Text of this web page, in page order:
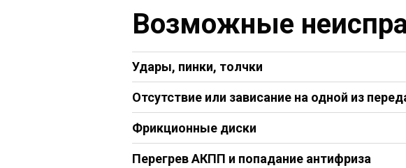
Возможные
Удары, пинки, толчки
Отсутствие или зависание на одной из
Фрикционные диски
Перегрев АКПП и попадание антифриза